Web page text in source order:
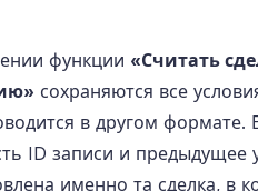
функции «Считать
сохраняются все
в другом формате.
ID записи и
именно та сделка, в